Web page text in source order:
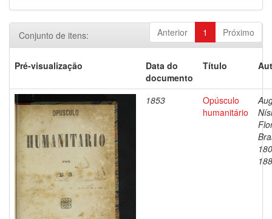
Anterior 1 Próximo
Conjunto de itens:
Pré-visualização
Data do
documento
Título
1853
Opúsculo
humanitário